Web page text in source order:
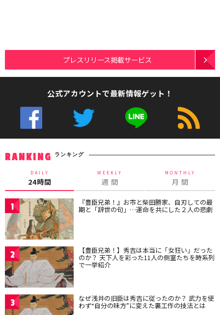
プレスリリース掲載サービス
公式アカウントで最新情報ゲット！
RANKING ランキング
DAILY
24時間
WEEKLY
週 間
MONTHLY
月 間
1 『豊臣兄弟！』お市と柴田勝家、自刃しての最
期と「辞世の句」…運命を共にした２人の悲劇
2 【豊臣兄弟！】秀吉は本当に「女狂い」だった
のか？ 天下人を彩った11人の側室たちを時系列
で一挙紹介
3 なぜ浅井の旧臣は秀吉に従ったのか？ 武力を使
わず“自分の味方”に変えた裏工作の技法とは